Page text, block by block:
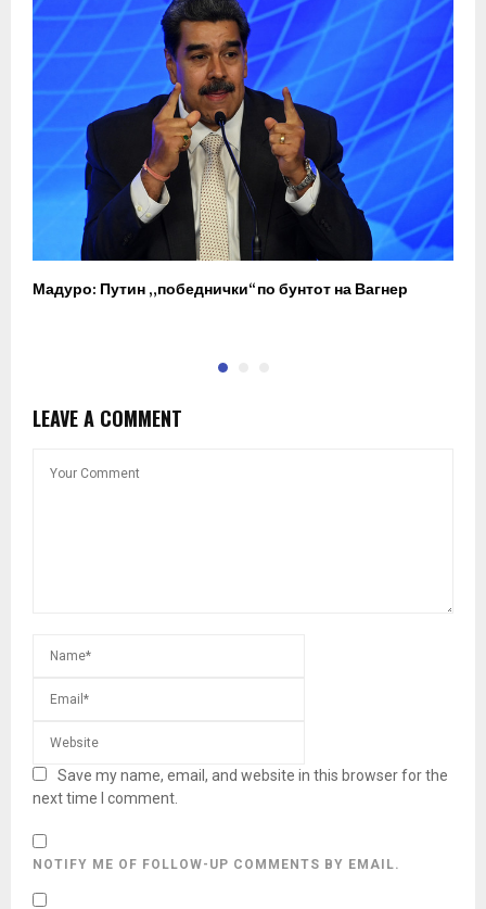
Мадуро: Путин „победнички“ по бунтот на Вагнер
LEAVE A COMMENT
Save my name, email, and website in this browser for the
next time I comment.
NOTIFY ME OF FOLLOW-UP COMMENTS BY EMAIL.